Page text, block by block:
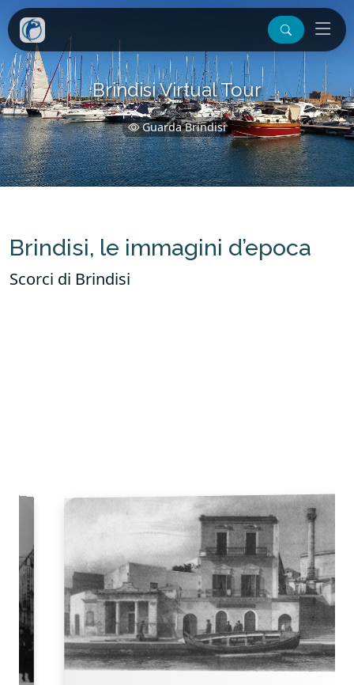
Brindisi Virtual Tour
Guarda Brindisi
Brindisi, le immagini d’epoca
Scorci di Brindisi